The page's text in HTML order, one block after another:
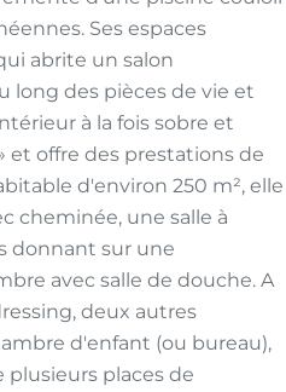
Ses espaces
abrite un salon
long des pièces de vie et
à la fois sobre et
et offre des prestations de
d'environ 250 m², elle
cheminée, une salle à
donnant sur une
avec salle de douche. A
deux autres
d'enfant (ou bureau),
places de